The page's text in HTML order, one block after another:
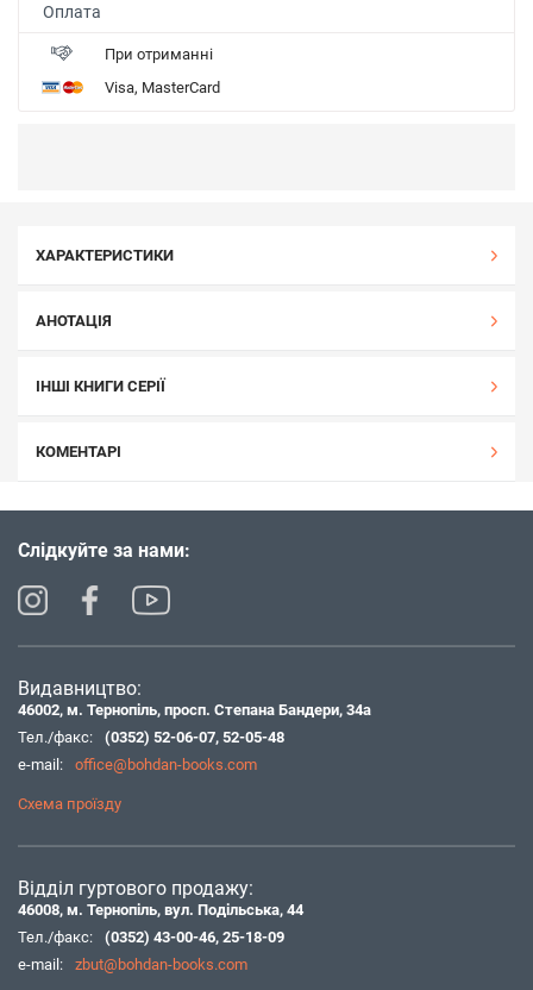
Оплата
При отриманні
Visa, MasterCard
ХАРАКТЕРИСТИКИ
АНОТАЦІЯ
ІНШІ КНИГИ СЕРІЇ
КОМЕНТАРІ
Слідкуйте за нами:
Видавництво:
46002, м. Тернопіль, просп. Степана Бандери, 34а
Тел./факс:
(0352) 52-06-07, 52-05-48
e-mail:
office@bohdan-books.com
Схема проїзду
Відділ гуртового продажу:
46008, м. Тернопіль, вул. Подільська, 44
Тел./факс:
(0352) 43-00-46, 25-18-09
e-mail:
zbut@bohdan-books.com